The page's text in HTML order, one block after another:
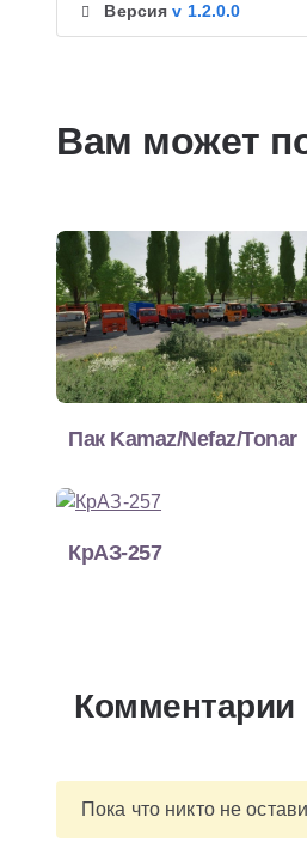
Версияv 1.2.0.0
Вам может
Пак Kamaz/Nefaz/Tonar
КрАЗ-257
Комментарии
Пока что никто не